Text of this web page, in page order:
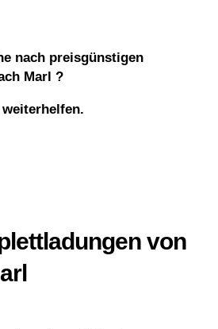
nach preisgünstigen
Marl ?
von